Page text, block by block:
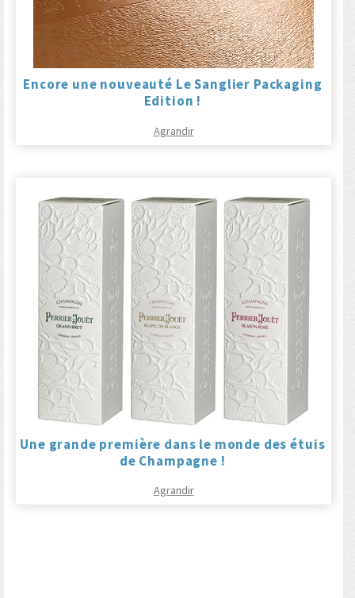
Encore une nouveauté Le Sanglier Packaging
Edition !
Agrandir
Une grande première dans le monde des étuis
de Champagne !
Agrandir